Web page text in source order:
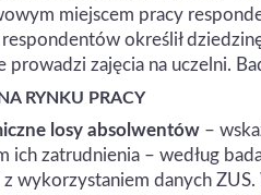
miejscem pracy
respondentów określił
prowadzi zajęcia na uczelni.
RYNKU PRACY
losy absolwentów –
ich zatrudnienia – według
z wykorzystaniem danych